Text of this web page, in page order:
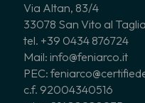
Via Altan, 83/4
33078 San Vito al
tel. +39 0434 876724
Mail: info@feniarco.it
PEC:
c.f. 92004340516